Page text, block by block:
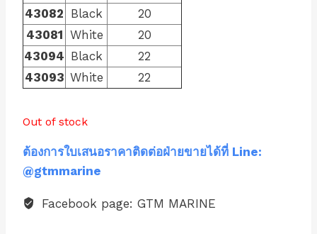
43082 Black
20
43081 White
20
43094 Black
22
43093 White 22
Out of stock
ต้องการใบเสนอราคาติดต่อฝ่ายขายได้ที่ Line:
@gtmmarine
Facebook page: GTM MARINE